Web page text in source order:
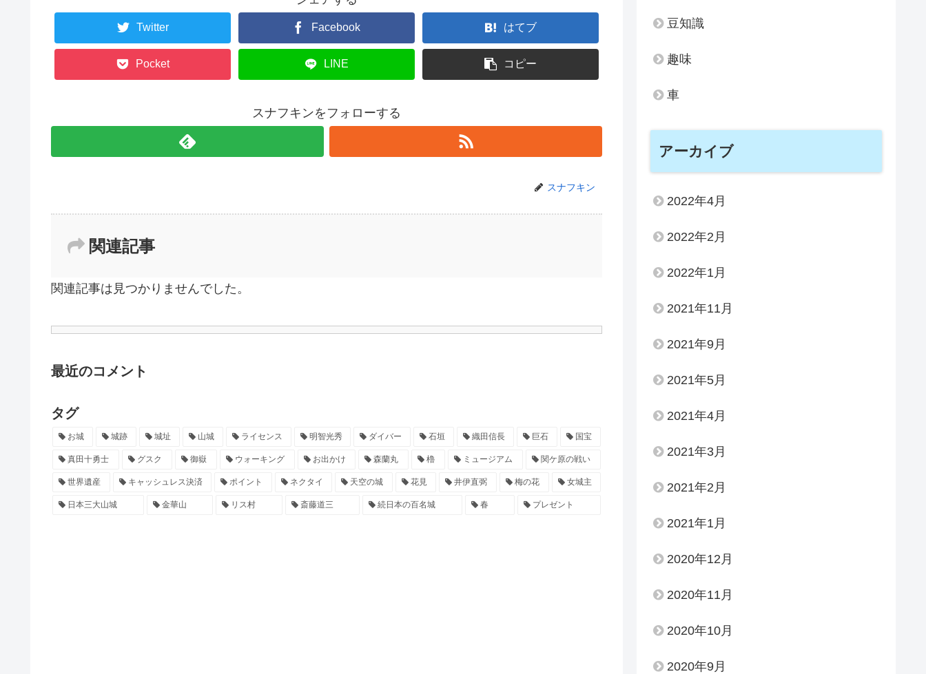
Twitter Facebook はてブ
Pocket LINE コピー
スナフキンをフォローする
スナフキン
関連記事
関連記事は見つかりませんでした。
最近のコメント
タグ
お城 城跡 城址 山城 ライセンス 明智光秀 ダイバー 石垣 織田信長 巨石 国宝
真田十勇士 グスク 御嶽 ウォーキング お出かけ 森蘭丸 櫓 ミュージアム 関ケ原の戦い
世界遺産 キャッシュレス決済 ポイント ネクタイ 天空の城 花見 井伊直弼 梅の花 女城主
日本三大山城 金華山 リス村 斎藤道三 続日本の百名城 春 プレゼント
豆知識
趣味
車
アーカイブ
2022年4月
2022年2月
2022年1月
2021年11月
2021年9月
2021年5月
2021年4月
2021年3月
2021年2月
2021年1月
2020年12月
2020年11月
2020年10月
2020年9月